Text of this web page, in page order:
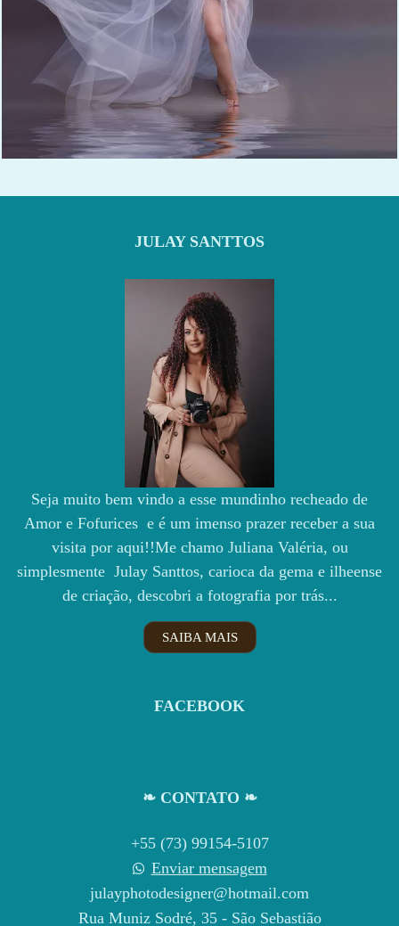
506 0
JULAY SANTTOS
Seja muito bem vindo a esse mundinho recheado de
Amor e Fofurices e é um imenso prazer receber a sua
visita por aqui!!Me chamo Juliana Valéria, ou
simplesmente Julay Santtos, carioca da gema e ilheense
de criação, descobri a fotografia por trás...
SAIBA MAIS
FACEBOOK
❧ CONTATO ❧
+55 (73) 99154-5107
Enviar mensagem
julayphotodesigner@hotmail.com
Rua Muniz Sodré, 35 - São Sebastião